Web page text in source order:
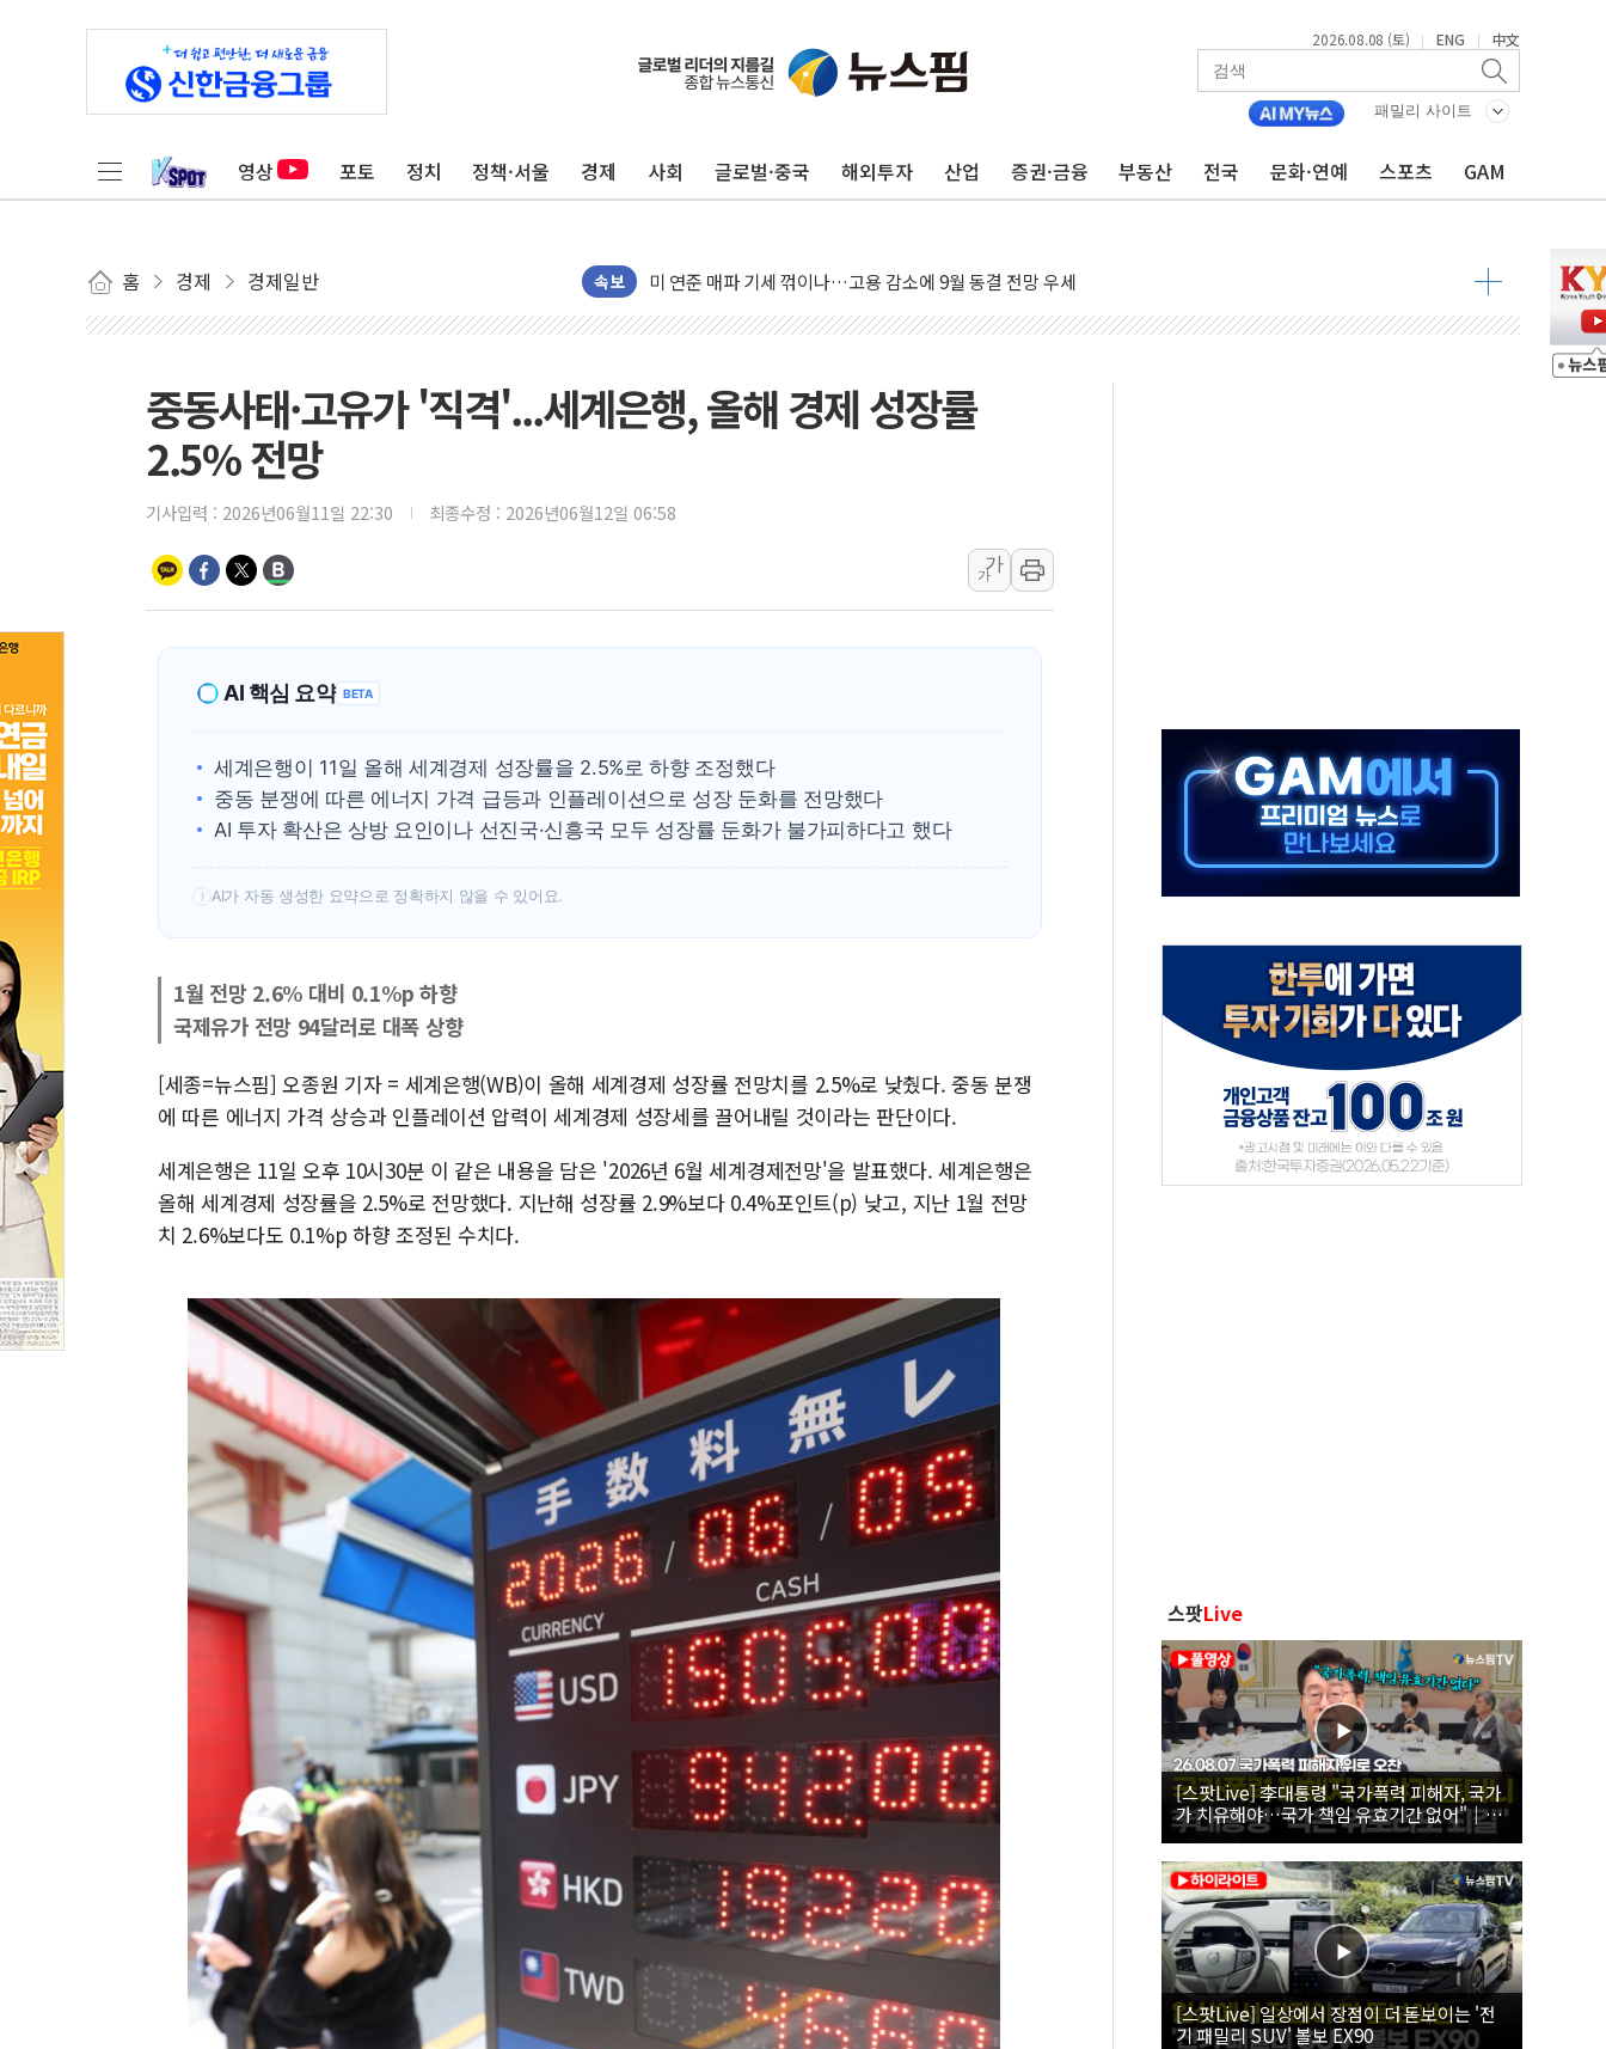
2026.08.08 (토) | ENG | 中文
패밀리 사이트
영상 포토 정치 정책·서울 경제 사회 글로벌·중국 해외투자 산업 증권·금융 부동산 전국 문화·연예 스포츠 GAM
홈 경제 경제일반 속보
민주, 오늘 제주·인천 경선 결과 발표...'김민석 재역전 vs 정청래 격차 확대'
한상협, 업계 개인정보 보안 새판 짠다…'자율규제단체' 타진
트럼프, 쿡 연준 이사 해임 재추진…"26일까지 의혹 소명" 요구
유럽증시, 美 고용 예상 밖 부진에 연준 금리 인상 가능성 낮아지며 상승… STOXX 600 지수는 나흘 연속 최고치
[종합] 이슬람 수니파 3국, '공동방위협정' 체결… 이스라엘·이란 위협에 맞설 자체 억지력 강화
트럼프, 백신·자폐증 행정명령 검토…"이르면 다음 주"
이란 핵심 원유 수출항 '하르그섬', 최근 1주일 이상 '올스톱'… 美 해상봉쇄 영향
美 고용 쇼크에 엔화 장중 급등…시장은 "또 개입했나" 촉각
[사진] 이슬람 수니파 3개국, 공동방위협정 체결
뉴욕증시 개장 전 특징주...아틀라시안·클라우드플레어·태양광주↑ VS 트레이드데스크·웬디스↓
중동사태·고유가 '직격'...세계은행, 올해 경제 성장률
2.5% 전망
기사입력 : 2026년06월11일 22:30 최종수정 : 2026년06월12일 06:58
가
가
AI 핵심 요약 BETA
세계은행이 11일 올해 세계경제 성장률을 2.5%로 하향 조정했다
중동 분쟁에 따른 에너지 가격 급등과 인플레이션으로 성장 둔화를 전망했다
AI 투자 확산은 상방 요인이나 선진국·신흥국 모두 성장률 둔화가 불가피하다고 했다
! AI가 자동 생성한 요약으로 정확하지 않을 수 있어요.
1월 전망 2.6% 대비 0.1%p 하향
국제유가 전망 94달러로 대폭 상향
[세종=뉴스핌] 오종원 기자 = 세계은행(WB)이 올해 세계경제 성장률 전망치를 2.5%로 낮췄다. 중동 분쟁
에 따른 에너지 가격 상승과 인플레이션 압력이 세계경제 성장세를 끌어내릴 것이라는 판단이다.
세계은행은 11일 오후 10시30분 이 같은 내용을 담은 '2026년 6월 세계경제전망'을 발표했다. 세계은행은
올해 세계경제 성장률을 2.5%로 전망했다. 지난해 성장률 2.9%보다 0.4%포인트(p) 낮고, 지난 1월 전망
치 2.6%보다도 0.1%p 하향 조정된 수치다.
스팟Live
[스팟Live] 李대통령 "국가폭력 피해자, 국가
가 치유해야…국가 책임 유효기간 없어"｜
26.08.07 국가폭력 피해자 위로 오찬
[스팟Live] 일상에서 장점이 더 돋보이는 '전
기 패밀리 SUV' 볼보 EX90